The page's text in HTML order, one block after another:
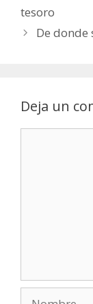
tesoro
De donde
Deja un